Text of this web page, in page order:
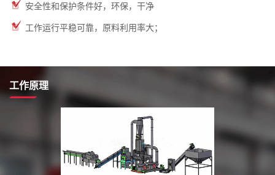
安全性和保护条件好，环保，干净
工作运行平稳可靠，原料利用率大；
工作原理